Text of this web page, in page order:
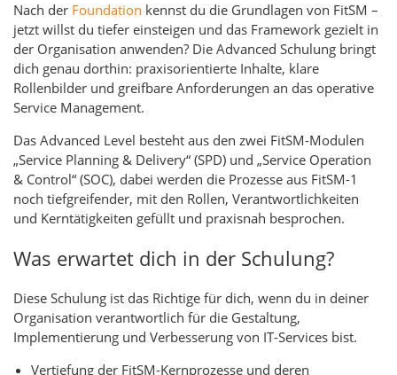
Nach der Foundation kennst du die Grundlagen von FitSM –
jetzt willst du tiefer einsteigen und das Framework gezielt in
der Organisation anwenden? Die Advanced Schulung bringt
dich genau dorthin: praxisorientierte Inhalte, klare
Rollenbilder und greifbare Anforderungen an das operative
Service Management.
Das Advanced Level besteht aus den zwei FitSM-Modulen
„Service Planning & Delivery“ (SPD) und „Service Operation
& Control“ (SOC), dabei werden die Prozesse aus FitSM-1
noch tiefgreifender, mit den Rollen, Verantwortlichkeiten
und Kerntätigkeiten gefüllt und praxisnah besprochen.
Was erwartet dich in der Schulung?
Diese Schulung ist das Richtige für dich, wenn du in deiner
Organisation verantwortlich für die Gestaltung,
Implementierung und Verbesserung von IT-Services bist.
Vertiefung der FitSM-Kernprozesse und deren